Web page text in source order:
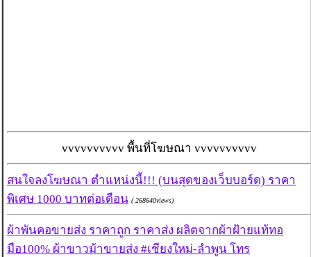
vvvvvvvvvv พื้นที่โฆษณา vvvvvvvvvv
สนใจลงโฆษณา ตำแหน่งนี้!!! (บนสุดของเว็บบอร์ด) ราคา
พิเศษ 1000 บาทต่อเดือน ( 268640views)
ผ้าพันคอขายส่ง ราคาถูก ราคาส่ง ผลิตจากผ้าฝ้ายแท้ทอ
มือ100% ผ้าขาวม้าขายส่ง #เชียงใหม่-ลำพูน โทร